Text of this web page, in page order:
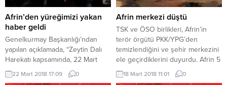
Akar, Kara Kuvvetleri Komutanı
Orgeneral Yaşar Güler, Hava
Kuvvetleri Komutanı Orgeneral
Hasan Küçükakyüz ve 2’nci Ordu
Komutanı...
Afrin’den yüreğimizi yakan
haber geldi
Genelkurmay Başkanlığı’ndan
yapılan açıklamada, “Zeytin Dalı
Harekatı kapsamında, 22 Mart
2018 tarihinde icra edilen arama-
tarama faaliyetleri esnasında el
22 Mart 2018 17:09 0
Afrin merkezi düştü
TSK ve ÖSO birlikleri, Afrin’in
terör örgütü PKK/YPG’den
temizlendiğini ve şehir merkezini
ele geçirdiklerini duyurdu. Afrin 5
saatlik bir operasyonun ardından
teröristlerden temizlendi.
18 Mart 2018 11:01 0